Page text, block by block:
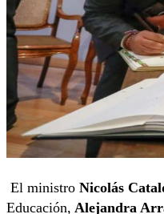
El ministro Nicolás
Educación, Alejandra